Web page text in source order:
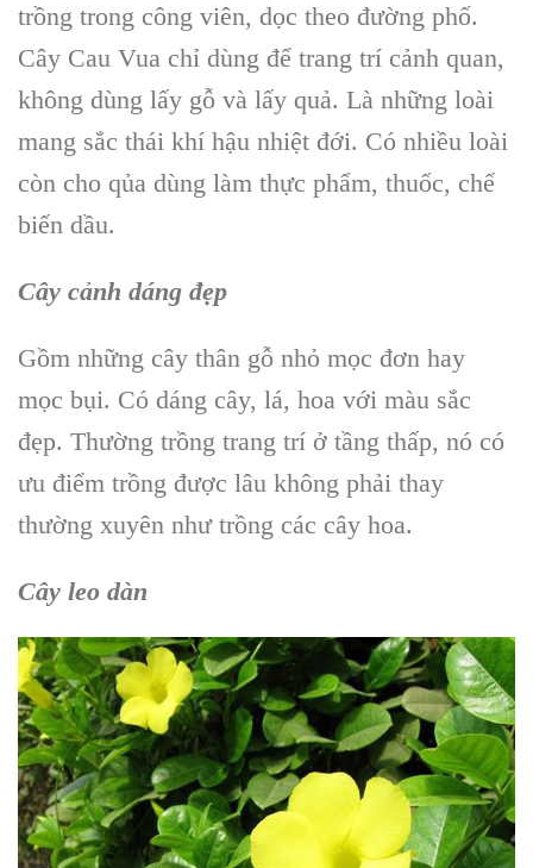
trồng trong công viên, dọc theo đường phố.
Cây Cau Vua chỉ dùng để trang trí cảnh quan,
không dùng lấy gỗ và lấy quả. Là những loài
mang sắc thái khí hậu nhiệt đới. Có nhiều loài
còn cho qủa dùng làm thực phẩm, thuốc, chế
biến dầu.
Cây cảnh dáng đẹp
Gồm những cây thân gỗ nhỏ mọc đơn hay
mọc bụi. Có dáng cây, lá, hoa với màu sắc
đẹp. Thường trồng trang trí ở tầng thấp, nó có
ưu điểm trồng được lâu không phải thay
thường xuyên như trồng các cây hoa.
Cây leo dàn